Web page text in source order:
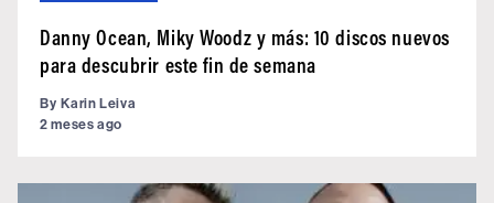
Danny Ocean, Miky Woodz y más: 10 discos nuevos
para descubrir este fin de semana
By Karin Leiva
2 meses ago